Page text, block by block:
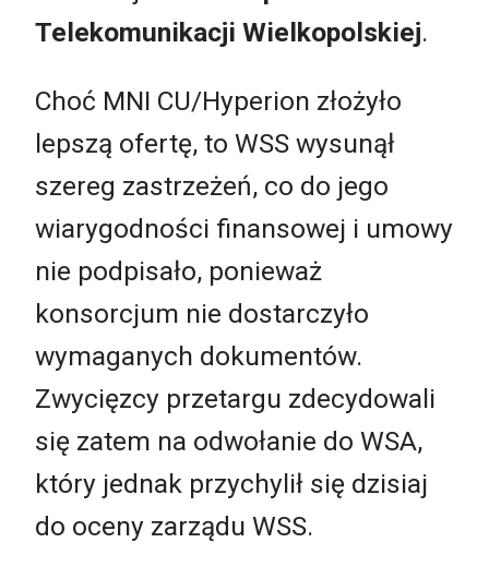
Telekomunikacji Wielkopolskiej.
Choć MNI CU/Hyperion złożyło
lepszą ofertę, to WSS wysunął
szereg zastrzeżeń, co do jego
wiarygodności finansowej i umowy
nie podpisało, ponieważ
konsorcjum nie dostarczyło
wymaganych dokumentów.
Zwycięzcy przetargu zdecydowali
się zatem na odwołanie do WSA,
który jednak przychylił się dzisiaj
do oceny zarządu WSS.